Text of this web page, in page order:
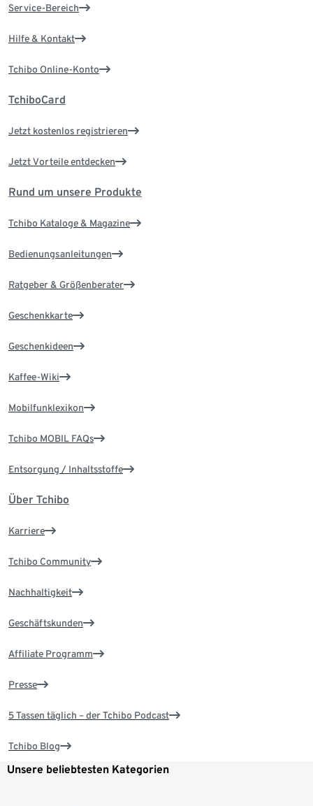
Service-Bereich
Hilfe & Kontakt
Tchibo Online-Konto
TchiboCard
Jetzt kostenlos registrieren
Jetzt Vorteile entdecken
Rund um unsere Produkte
Tchibo Kataloge & Magazine
Bedienungsanleitungen
Ratgeber & Größenberater
Geschenkkarte
Geschenkideen
Kaffee-Wiki
Mobilfunklexikon
Tchibo MOBIL FAQs
Entsorgung / Inhaltsstoffe
Über Tchibo
Karriere
Tchibo Community
Nachhaltigkeit
Geschäftskunden
Affiliate Programm
Presse
5 Tassen täglich – der Tchibo Podcast
Tchibo Blog
Unsere beliebtesten Kategorien